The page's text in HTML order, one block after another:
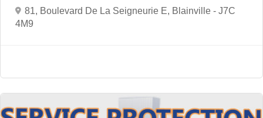
81, Boulevard De La Seigneurie E, Blainville - J7C
4M9